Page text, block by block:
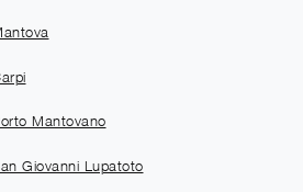
Mantovano
Giovanni Lupatoto